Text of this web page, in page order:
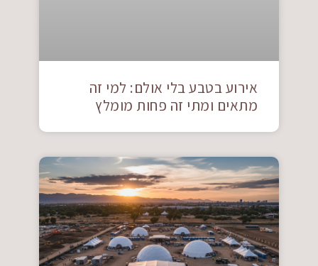
אירוע בטבע בלי אולם: למי זה
מתאים ומתי זה פחות מומלץ